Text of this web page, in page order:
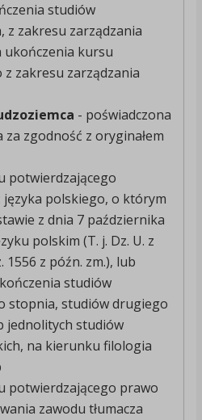
studiów
z zakresu zarządzania
ukończenia kursu
zakresu zarządzania
- poświadczona
zgodność z oryginałem
potwierdzającego
języka polskiego, o którym
z dnia 7 października
polskim (T. j. Dz. U. z
1556 z późn. zm.), lub
studiów
stopnia, studiów drugiego
jednolitych studiów
na kierunku filologia
potwierdzającego prawo
zawodu tłumacza